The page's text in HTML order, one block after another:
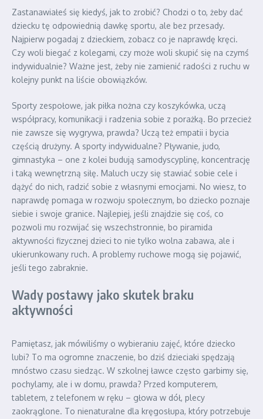
Zastanawiałeś się kiedyś, jak to zrobić? Chodzi o to, żeby dać
dziecku tę odpowiednią dawkę sportu, ale bez przesady.
Najpierw pogadaj z dzieckiem, zobacz co je naprawdę kręci.
Czy woli biegać z kolegami, czy może woli skupić się na czymś
indywidualnie? Ważne jest, żeby nie zamienić radości z ruchu w
kolejny punkt na liście obowiązków.
Sporty zespołowe, jak piłka nożna czy koszykówka, uczą
współpracy, komunikacji i radzenia sobie z porażką. Bo przecież
nie zawsze się wygrywa, prawda? Uczą też empatii i bycia
częścią drużyny. A sporty indywidualne? Pływanie, judo,
gimnastyka – one z kolei budują samodyscyplinę, koncentrację
i taką wewnętrzną siłę. Maluch uczy się stawiać sobie cele i
dążyć do nich, radzić sobie z własnymi emocjami. No wiesz, to
naprawdę pomaga w rozwoju społecznym, bo dziecko poznaje
siebie i swoje granice. Najlepiej, jeśli znajdzie się coś, co
pozwoli mu rozwijać się wszechstronnie, bo piramida
aktywności fizycznej dzieci to nie tylko wolna zabawa, ale i
ukierunkowany ruch. A problemy ruchowe mogą się pojawić,
jeśli tego zabraknie.
Wady postawy jako skutek braku
aktywności
Pamiętasz, jak mówiliśmy o wybieraniu zajęć, które dziecko
lubi? To ma ogromne znaczenie, bo dziś dzieciaki spędzają
mnóstwo czasu siedząc. W szkolnej ławce często garbimy się,
pochylamy, ale i w domu, prawda? Przed komputerem,
tabletem, z telefonem w ręku – głowa w dół, plecy
zaokrąglone. To nienaturalne dla kręgosłupa, który potrzebuje